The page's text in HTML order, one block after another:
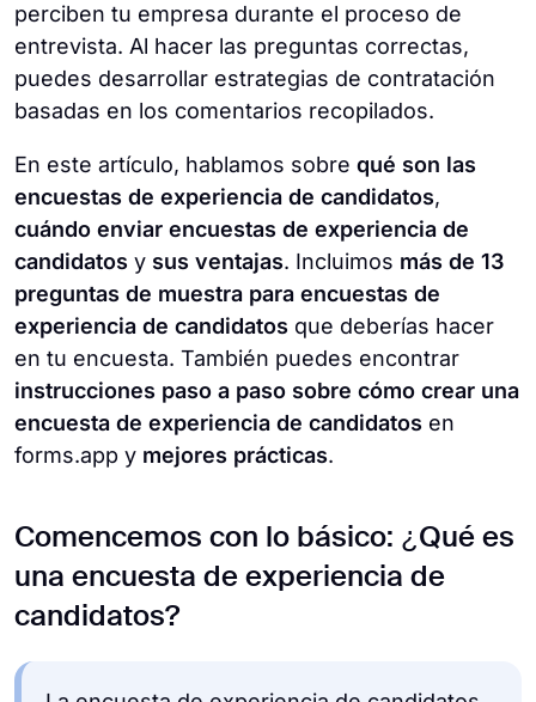
perciben tu empresa durante el proceso de
entrevista. Al hacer las preguntas correctas,
puedes desarrollar estrategias de contratación
basadas en los comentarios recopilados.
En este artículo, hablamos sobre qué son las
encuestas de experiencia de candidatos,
cuándo enviar encuestas de experiencia de
candidatos y sus ventajas. Incluimos más de 13
preguntas de muestra para encuestas de
experiencia de candidatos que deberías hacer
en tu encuesta. También puedes encontrar
instrucciones paso a paso sobre cómo crear una
encuesta de experiencia de candidatos en
forms.app y mejores prácticas.
Comencemos con lo básico: ¿Qué es
una encuesta de experiencia de
candidatos?